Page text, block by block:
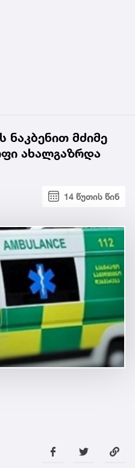
ნაკბენით მძიმე
ახალგაზრდა
14 წუთის წინ